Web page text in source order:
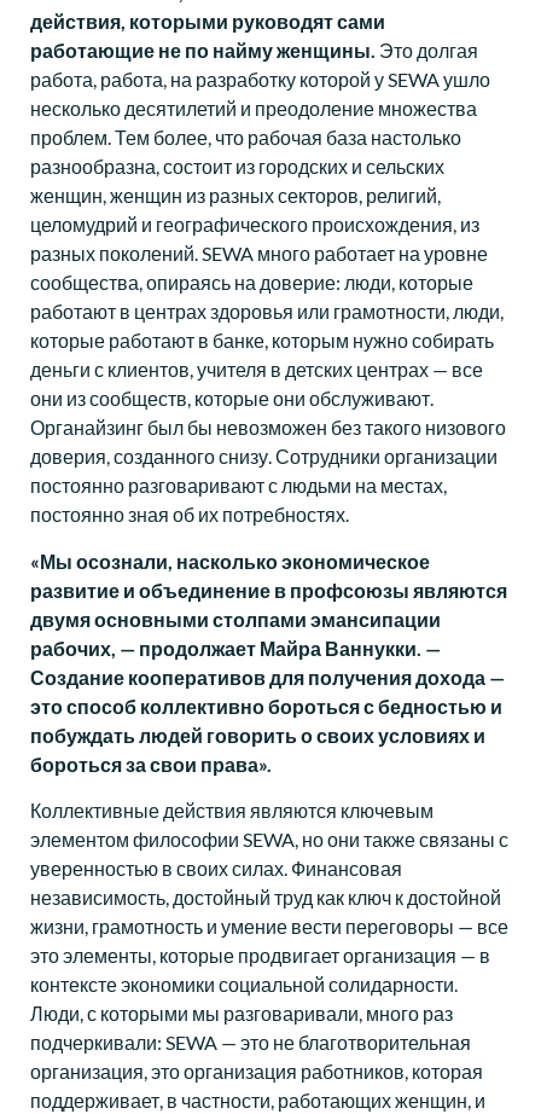
действия, которыми руководят сами
работающие не по найму женщины. Это долгая
работа, работа, на разработку которой у SEWA ушло
несколько десятилетий и преодоление множества
проблем. Тем более, что рабочая база настолько
разнообразна, состоит из городских и сельских
женщин, женщин из разных секторов, религий,
целомудрий и географического происхождения, из
разных поколений. SEWA много работает на уровне
сообщества, опираясь на доверие: люди, которые
работают в центрах здоровья или грамотности, люди,
которые работают в банке, которым нужно собирать
деньги с клиентов, учителя в детских центрах — все
они из сообществ, которые они обслуживают.
Органайзинг был бы невозможен без такого низового
доверия, созданного снизу. Сотрудники организации
постоянно разговаривают с людьми на местах,
постоянно зная об их потребностях.
«Мы осознали, насколько экономическое
развитие и объединение в профсоюзы являются
двумя основными столпами эмансипации
рабочих, — продолжает Майра Ваннукки. —
Создание кооперативов для получения дохода —
это способ коллективно бороться с бедностью и
побуждать людей говорить о своих условиях и
бороться за свои права».
Коллективные действия являются ключевым
элементом философии SEWA, но они также связаны с
уверенностью в своих силах. Финансовая
независимость, достойный труд как ключ к достойной
жизни, грамотность и умение вести переговоры — все
это элементы, которые продвигает организация — в
контексте экономики социальной солидарности.
Люди, с которыми мы разговаривали, много раз
подчеркивали: SEWA — это не благотворительная
организация, это организация работников, которая
поддерживает, в частности, работающих женщин, и